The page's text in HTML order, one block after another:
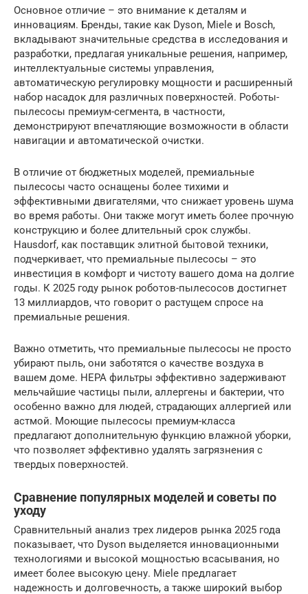
Основное отличие – это внимание к деталям и
инновациям. Бренды, такие как Dyson, Miele и Bosch,
вкладывают значительные средства в исследования и
разработки, предлагая уникальные решения, например,
интеллектуальные системы управления,
автоматическую регулировку мощности и расширенный
набор насадок для различных поверхностей. Роботы-
пылесосы премиум-сегмента, в частности,
демонстрируют впечатляющие возможности в области
навигации и автоматической очистки.
В отличие от бюджетных моделей, премиальные
пылесосы часто оснащены более тихими и
эффективными двигателями, что снижает уровень шума
во время работы. Они также могут иметь более прочную
конструкцию и более длительный срок службы.
Hausdorf, как поставщик элитной бытовой техники,
подчеркивает, что премиальные пылесосы – это
инвестиция в комфорт и чистоту вашего дома на долгие
годы. К 2025 году рынок роботов-пылесосов достигнет
13 миллиардов, что говорит о растущем спросе на
премиальные решения.
Важно отметить, что премиальные пылесосы не просто
убирают пыль, они заботятся о качестве воздуха в
вашем доме. HEPA фильтры эффективно задерживают
мельчайшие частицы пыли, аллергены и бактерии, что
особенно важно для людей, страдающих аллергией или
астмой. Моющие пылесосы премиум-класса
предлагают дополнительную функцию влажной уборки,
что позволяет эффективно удалять загрязнения с
твердых поверхностей.
Сравнение популярных моделей и советы по
уходу
Сравнительный анализ трех лидеров рынка 2025 года
показывает, что Dyson выделяется инновационными
технологиями и высокой мощностью всасывания, но
имеет более высокую цену. Miele предлагает
надежность и долговечность, а также широкий выбор